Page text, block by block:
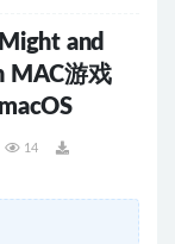
and
MAC游戏
14